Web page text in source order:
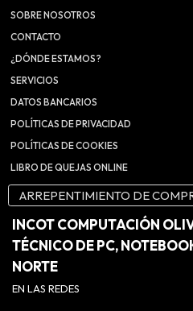
SOBRE NOSOTROS
CONTACTO
¿DÓNDE ESTAMOS?
SERVICIOS
DATOS BANCARIOS
POLÍTICAS DE PRIVACIDAD
POLÍTICAS DE COOKIES
LIBRO DE QUEJAS ONLINE
ARREPENTIMIENTO DE
INCOT COMPUTACIÓN
TÉCNICO DE PC,
NORTE
EN LAS REDES